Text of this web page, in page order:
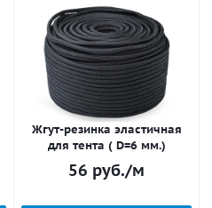
Жгут-резинка эластичная
для тента ( D=6 мм.)
56 руб./м